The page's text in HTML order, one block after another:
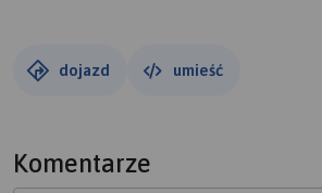
dojazd umieść
Komentarze